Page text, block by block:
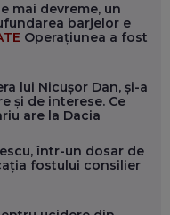
FII MAI BUN LA JOB. ȘI CUM
ANI
AL KULTH: CUM
ÎȚI DESCHIZI DRUMUL
CUM ÎȚI PROTEJEZI
mai devreme, un
barjelor e
Operațiunea a fost
lui Nicușor Dan, și-a
și de interese. Ce
are la Dacia
într-un dosar de
fostului consilier